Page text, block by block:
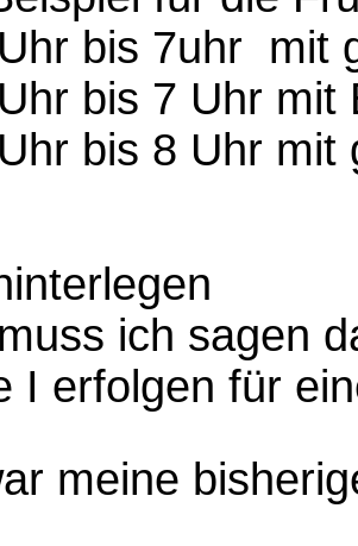
bis 7uhr mit
bis 7 Uhr mit
bis 8 Uhr mit
ich sagen
I erfolgen für
meine